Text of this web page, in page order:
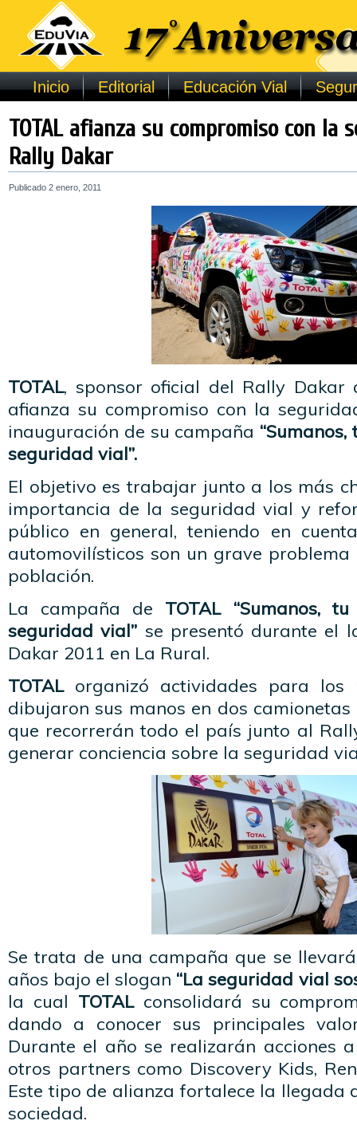
Inicio Editorial Educación Vial
TOTAL afianza su compromiso con la
Rally Dakar
Publicado 2 enero, 2011
TOTAL, sponsor oficial del Rally Dakar
afianza su compromiso con la
inauguración de su campaña
seguridad vial”.
El objetivo es trabajar junto a los más
importancia de la seguridad vial y
público en general, teniendo en
automovilísticos son un grave
población.
La campaña de TOTAL “Sumanos,
seguridad vial” se presentó durante el
Dakar 2011 en La Rural.
TOTALorganizó actividades para los
dibujaron sus manos en dos
que recorrerán todo el país junto al
generar conciencia sobre la seguridad
Se trata de una campaña que se
años bajo el slogan “La seguridad vial
la cual TOTALconsolidará su
dando a conocer sus principales
Durante el año se realizarán acciones
otros partners como Discovery Kids,
Este tipo de alianza fortalece la llegada
sociedad.